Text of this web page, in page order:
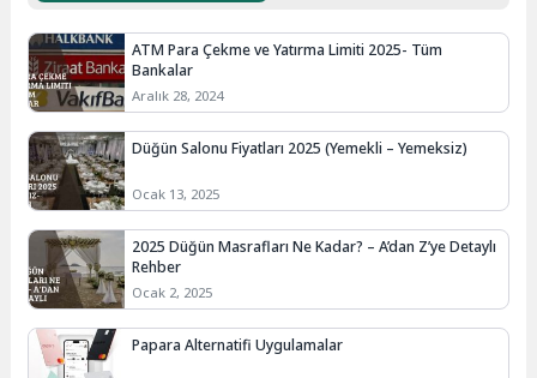
ATM Para Çekme ve Yatırma Limiti 2025- Tüm
Bankalar
Aralık 28, 2024
Düğün Salonu Fiyatları 2025 (Yemekli – Yemeksiz)
Ocak 13, 2025
2025 Düğün Masrafları Ne Kadar? – A’dan Z’ye Detaylı
Rehber
Ocak 2, 2025
Papara Alternatifi Uygulamalar